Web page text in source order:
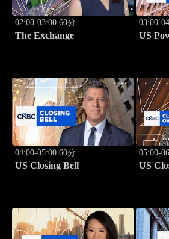
02:00-03:00 60分
The Exchange
03:00-
US
04:00-05:00 60分
US Closing Bell
05:00-
US